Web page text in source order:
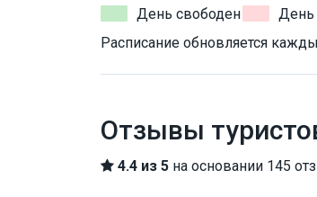
День свободен
День
Расписание обновляется
Отзывы
4.4 из 5 на основании 145